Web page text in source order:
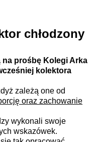
chłodzony
na prośbę Kolegi Arka
kolektora
zależą one od
oraz zachowanie
wykonali swoje
wskazówek.